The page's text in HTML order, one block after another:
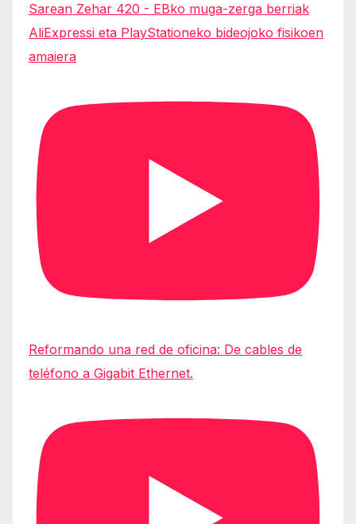
Sarean Zehar 420 - EBko muga-zerga berriak
AliExpressi eta PlayStationeko bideojoko fisikoen
amaiera
Reformando una red de oficina: De cables de
teléfono a Gigabit Ethernet.